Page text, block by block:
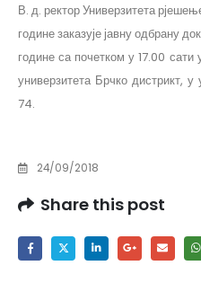
В. д. ректор Универзитета
године заказује јавну одбрану
године са почетком у 17.00
универзитета Брчко дистрикт,
74.
24/09/2018
Share this post